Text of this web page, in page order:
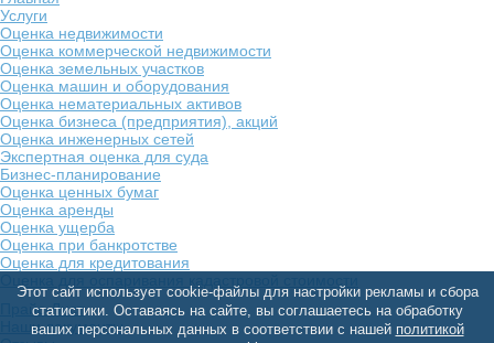
Услуги
Оценка недвижимости
Оценка коммерческой недвижимости
Оценка земельных участков
Оценка машин и оборудования
Оценка нематериальных активов
Оценка бизнеса (предприятия), акций
Оценка инженерных сетей
Экспертная оценка для суда
Бизнес-планирование
Оценка ценных бумаг
Оценка аренды
Оценка ущерба
Оценка при банкротстве
Оценка для кредитования
Прайс-Лист
Наши документы
Этот сайт использует cookie-файлы для настройки рекламы и сбора
статистики. Оставаясь на сайте, вы соглашаетесь на обработку
ваших персональных данных в соответствии с нашей политикой